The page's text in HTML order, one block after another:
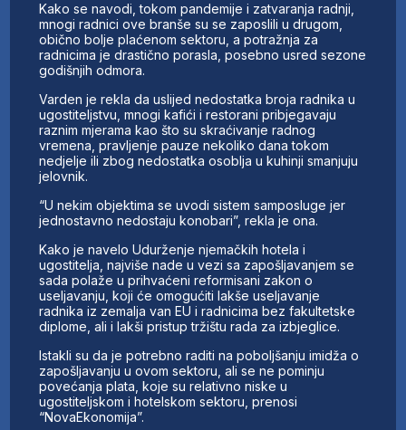
Kako se navodi, tokom pandemije i zatvaranja radnji,
mnogi radnici ove branše su se zaposlili u drugom,
obično bolje plaćenom sektoru, a potražnja za
radnicima je drastično porasla, posebno usred sezone
godišnjih odmora.
Varden je rekla da uslijed nedostatka broja radnika u
ugostiteljstvu, mnogi kafići i restorani pribjegavaju
raznim mjerama kao što su skraćivanje radnog
vremena, pravljenje pauze nekoliko dana tokom
nedjelje ili zbog nedostatka osoblja u kuhinji smanjuju
jelovnik.
“U nekim objektima se uvodi sistem samposluge jer
jednostavno nedostaju konobari”, rekla je ona.
Kako je navelo Udurženje njemačkih hotela i
ugostitelja, najviše nade u vezi sa zapošljavanjem se
sada polaže u prihvaćeni reformisani zakon o
useljavanju, koji će omogućiti lakše useljavanje
radnika iz zemalja van EU i radnicima bez fakultetske
diplome, ali i lakši pristup tržištu rada za izbjeglice.
Istakli su da je potrebno raditi na poboljšanju imidža o
zapošljavanju u ovom sektoru, ali se ne pominju
povećanja plata, koje su relativno niske u
ugostiteljskom i hotelskom sektoru, prenosi
“NovaEkonomija”.